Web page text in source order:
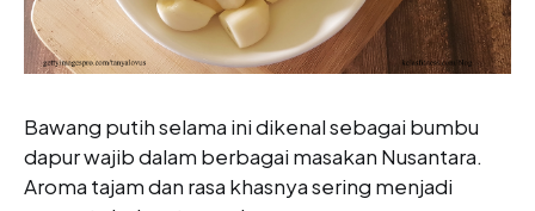
Bawang putih selama ini dikenal sebagai bumbu
dapur wajib dalam berbagai masakan Nusantara.
Aroma tajam dan rasa khasnya sering menjadi